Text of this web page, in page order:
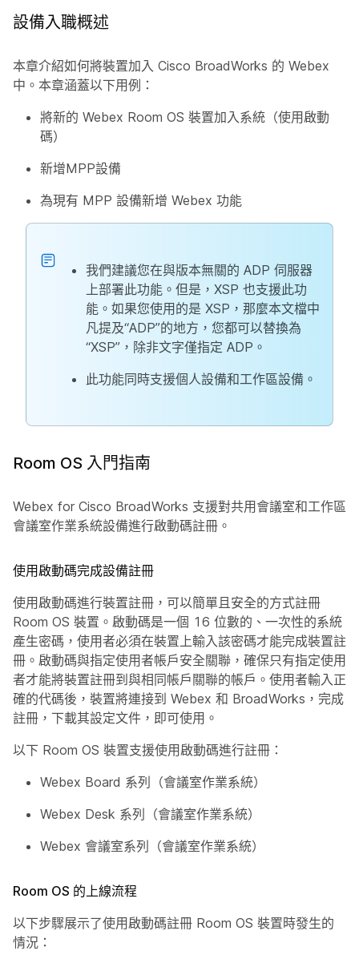
設備入職概述
本章介紹如何將裝置加入 Cisco BroadWorks 的 Webex
中。本章涵蓋以下用例：
將新的 Webex Room OS 裝置加入系統（使用啟動
碼）
新增MPP設備
為現有 MPP 設備新增 Webex 功能
我們建議您在與版本無關的 ADP 伺服器
上部署此功能。但是，XSP 也支援此功
能。如果您使用的是 XSP，那麼本文檔中
凡提及“ADP”的地方，您都可以替換為
“XSP”，除非文字僅指定 ADP。
此功能同時支援個人設備和工作區設備。
Room OS 入門指南
Webex for Cisco BroadWorks 支援對共用會議室和工作區
會議室作業系統設備進行啟動碼註冊。
使用啟動碼完成設備註冊
使用啟動碼進行裝置註冊，可以簡單且安全的方式註冊
Room OS 裝置。啟動碼是一個 16 位數的、一次性的系統
產生密碼，使用者必須在裝置上輸入該密碼才能完成裝置註
冊。啟動碼與指定使用者帳戶安全關聯，確保只有指定使用
者才能將裝置註冊到與相同帳戶關聯的帳戶。使用者輸入正
確的代碼後，裝置將連接到 Webex 和 BroadWorks，完成
註冊，下載其設定文件，即可使用。
以下 Room OS 裝置支援使用啟動碼進行註冊：
Webex Board 系列（會議室作業系統）
Webex Desk 系列（會議室作業系統）
Webex 會議室系列（會議室作業系統）
Room OS 的上線流程
以下步驟展示了使用啟動碼註冊 Room OS 裝置時發生的
情況：